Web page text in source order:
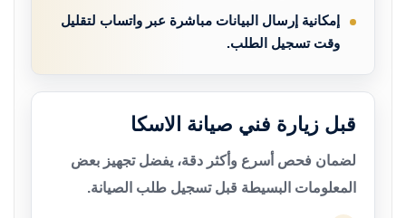
إمكانية إرسال البيانات مباشرة عبر واتساب لتقليل
وقت تسجيل الطلب.
قبل زيارة فني صيانة الاسكا
لضمان فحص أسرع وأكثر دقة، يفضل تجهيز بعض
المعلومات البسيطة قبل تسجيل طلب الصيانة.